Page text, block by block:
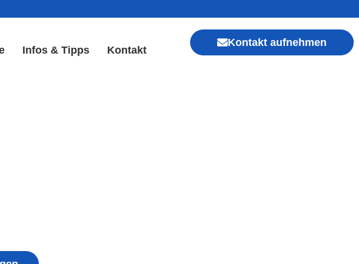
Infos & Tipps Kontakt
Kontakt aufnehmen